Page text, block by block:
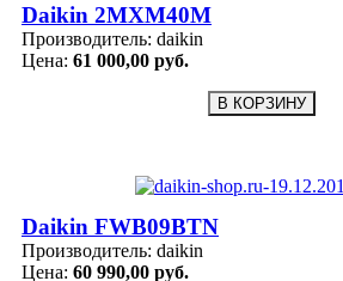
Daikin 2MXM40M
Производитель: daikin
Цена: 61 000,00 руб.
Daikin FWB09BTN
Производитель: daikin
Цена: 60 990,00 руб.